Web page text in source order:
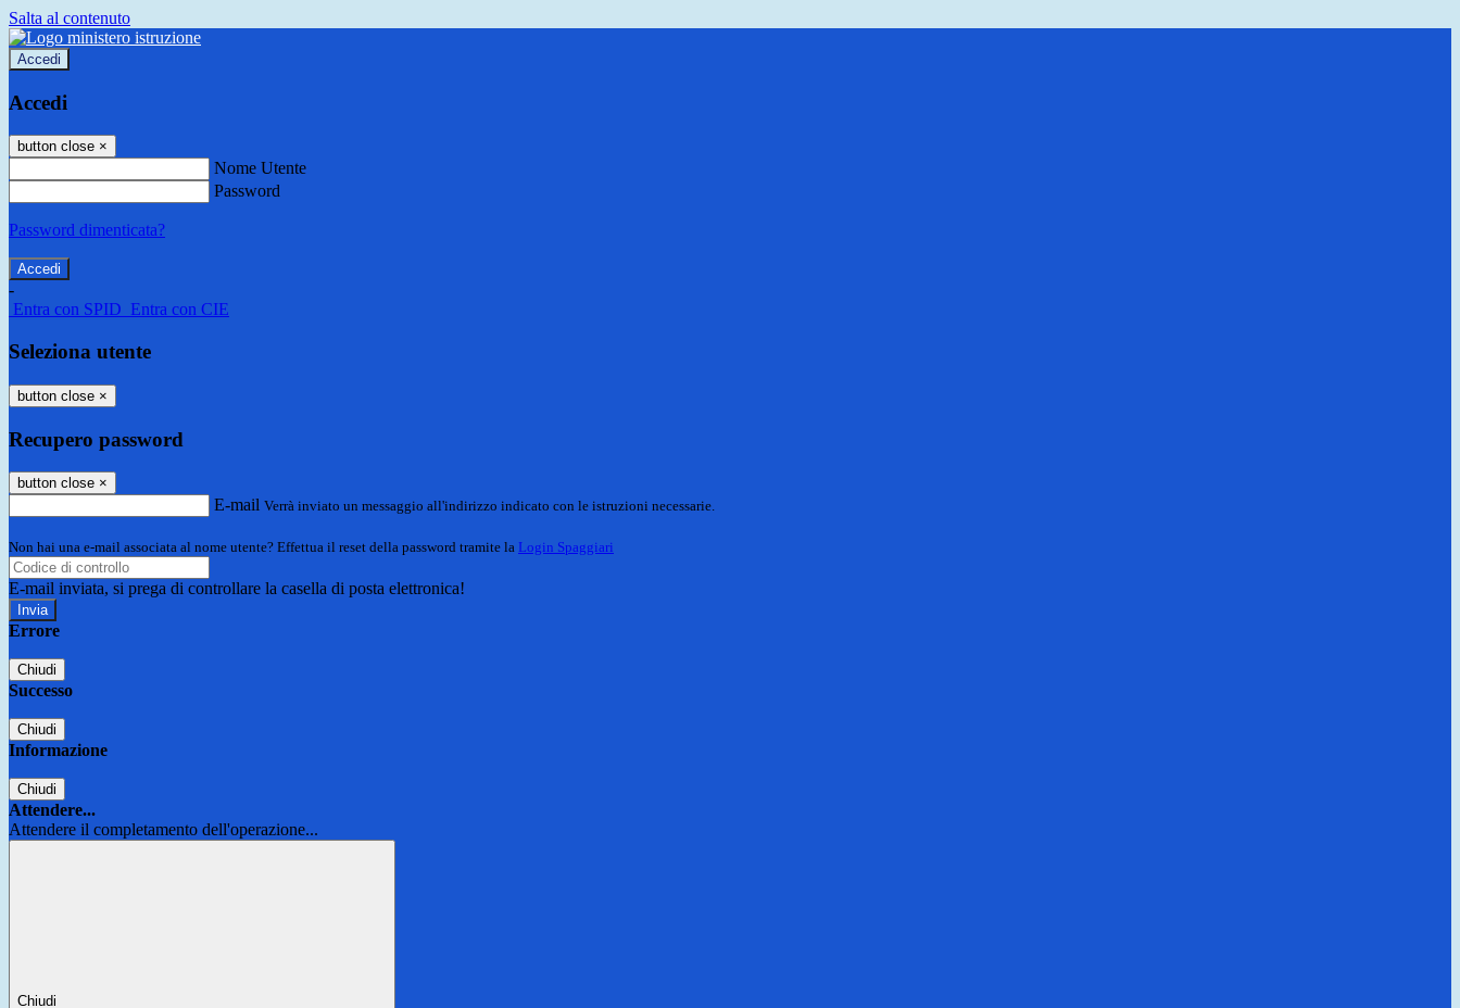
Salta al contenuto
Accedi
Accedi
button close ×
Nome Utente
Password
Password dimenticata?
-
Entra con SPID Entra con CIE
Seleziona utente
button close ×
Recupero password
button close ×
E-mail Verrà inviato un messaggio all'indirizzo indicato con le istruzioni necessarie.
Non hai una e-mail associata al nome utente? Effettua il reset della password tramite la Login Spaggiari
E-mail inviata, si prega di controllare la casella di posta elettronica!
Errore
Chiudi
Successo
Chiudi
Informazione
Chiudi
Attendere...
Attendere il completamento dell'operazione...
Chiudi